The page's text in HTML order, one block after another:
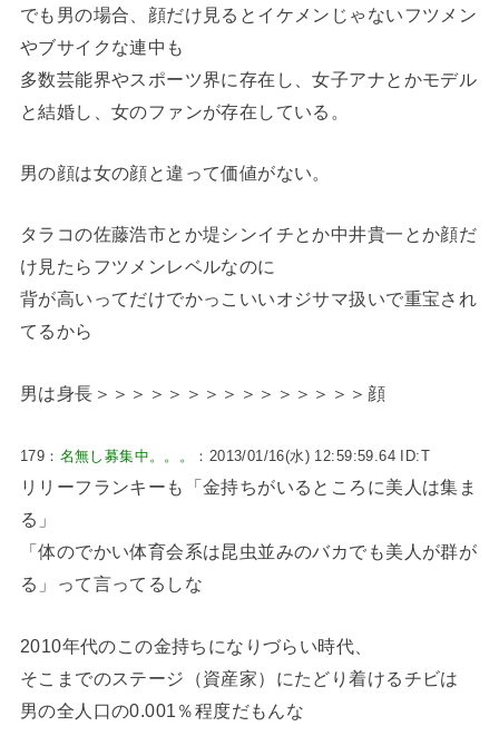
でも男の場合、顔だけ見るとイケメンじゃないフツメン
やブサイクな連中も
多数芸能界やスポーツ界に存在し、女子アナとかモデル
と結婚し、女のファンが存在している。
男の顔は女の顔と違って価値がない。
タラコの佐藤浩市とか堤シンイチとか中井貴一とか顔だ
け見たらフツメンレベルなのに
背が高いってだけでかっこいいオジサマ扱いで重宝され
てるから
男は身長＞＞＞＞＞＞＞＞＞＞＞＞＞＞＞顔
179： 名無し募集中。。。 ：2013/01/16(水) 12:59:59.64 ID:T
リリーフランキーも「金持ちがいるところに美人は集ま
る」
「体のでかい体育会系は昆虫並みのバカでも美人が群が
る」って言ってるしな
2010年代のこの金持ちになりづらい時代、
そこまでのステージ（資産家）にたどり着けるチビは
男の全人口の0.001％程度だもんな